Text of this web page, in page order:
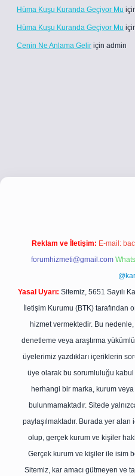
Hüma Kuşu Kuranda Geçiyor Mu
Hüma Kuşu Kuranda Geçiyor Mu
Cenin Ne Anlama Gelir için admin
betci girişbetci giriş
Reklam ve İletişim: E-mail:
forumhizmeti@gmail.com
Yasal Uyarı: Sitemiz, 5651 Sayılı
İletişim Kurumu (BTK) tarafından
hizmet vermektedir. Bu
denetleme veya araştırma
üyelerimiz yazdıkları içeriklerin
üye olarak bu sorumluluğu kabul
herhangi bir marka, kurum veya
bulunmamaktadır. Sitede
paylaşılmaktadır. Burada yer
olup, gerçek kurum ve kişiler
Gerçek kurum ve kişiler ile isim
Sitemiz, kar amacı gütmeyen ve